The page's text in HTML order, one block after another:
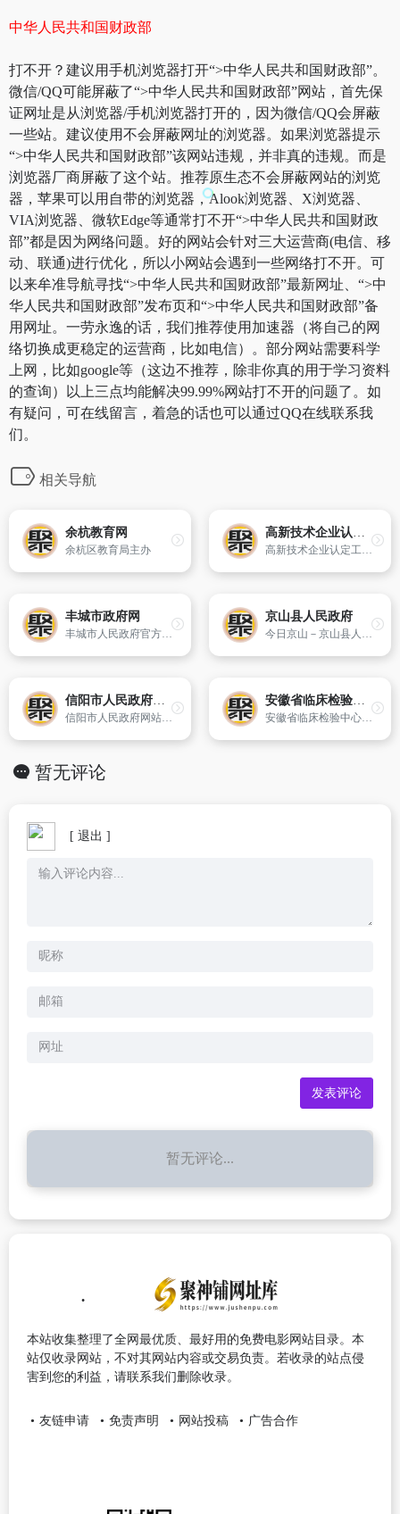
中华人民共和国财政部
打不开？建议用手机浏览器打开“>中华人民共和国财政部”。
微信/QQ可能屏蔽了“>中华人民共和国财政部”网站，首先保
证网址是从浏览器/手机浏览器打开的，因为微信/QQ会屏蔽
一些站。建议使用不会屏蔽网址的浏览器。如果浏览器提示
“>中华人民共和国财政部”该网站违规，并非真的违规。而是
浏览器厂商屏蔽了这个站。推荐原生态不会屏蔽网站的浏览
器，苹果可以用自带的浏览器，Alook浏览器、X浏览器、
VIA浏览器、微软Edge等通常打不开“>中华人民共和国财政
部”都是因为网络问题。好的网站会针对三大运营商(电信、移
动、联通)进行优化，所以小网站会遇到一些网络打不开。可
以来牟准导航寻找“>中华人民共和国财政部”最新网址、“>中
华人民共和国财政部”发布页和“>中华人民共和国财政部”备
用网址。一劳永逸的话，我们推荐使用加速器（将自己的网
络切换成更稳定的运营商，比如电信）。部分网站需要科学
上网，比如google等（这边不推荐，除非你真的用于学习资料
的查询）以上三点均能解决99.99%网站打不开的问题了。如
有疑问，可在线留言，着急的话也可以通过QQ在线联系我
们。
相关导航
余杭教育网
余杭区教育局主办
高新技术企业认定工作网
高新技术企业认定工作网
丰城市政府网
丰城市人民政府官方网站
京山县人民政府
今日京山－京山县人民政府,观察京山动态,了解京山发展,京山政府,京山新闻,京山动态,京山招商引资,京山项目建设,京山温泉
信阳市人民政府门户网站
信阳市人民政府网站是由信阳市人民政府办公室主办的政府门户网站,网站设有政务频道、生活频道、企业频道、文化频道四个一级栏目,以“公开、服务、办事”为目标,以宣传党和政府的方针政策、展示信阳形象、发布政府信息、推行政务公开、提供便民服务和拓展网上办事为主要内容。
安徽省临床检验中心
安徽省临床检验中心安徽省卫健委下属二级机构,挂靠中国科技大学附属第一医院（安徽省立医院）管理,县级建制。
暂无评论
[ 退出 ]
暂无评论...
本站收集整理了全网最优质、最好用的免费电影网站目录。本
站仅收录网站，不对其网站内容或交易负责。若收录的站点侵
害到您的利益，请联系我们删除收录。
友链申请 免责声明 网站投稿 广告合作